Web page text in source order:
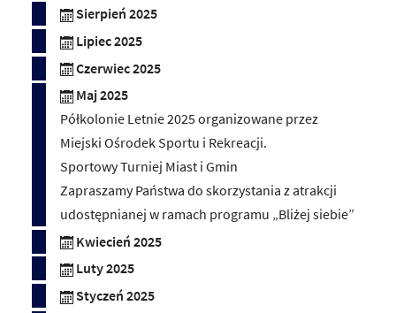
Sierpień 2025
Lipiec 2025
Czerwiec 2025
Maj 2025
Półkolonie Letnie 2025 organizowane przez
Miejski Ośrodek Sportu i Rekreacji.
Sportowy Turniej Miast i Gmin
Zapraszamy Państwa do skorzystania z atrakcji
udostępnianej w ramach programu „Bliżej siebie”
Kwiecień 2025
Luty 2025
Styczeń 2025